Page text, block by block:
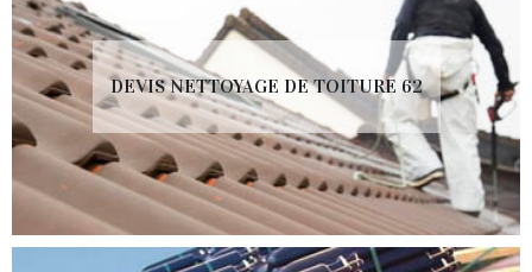
DEVIS NETTOYAGE DE TOITURE 62